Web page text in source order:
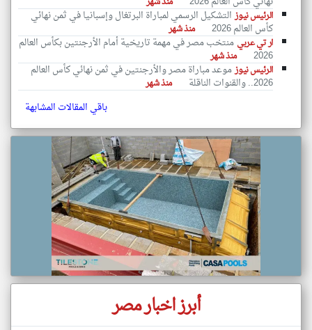
الرئيس نيوز التشكيل الرسمي لمباراة البرتغال وإسبانيا في ثمن نهائي
كأس العالم 2026
منذ شهر
ار تي عربي منتخب مصر في مهمة تاريخية أمام الأرجنتين بكأس العالم
2026
منذ شهر
الرئيس نيوزموعد مباراة مصر والأرجنتين في ثمن نهائي كأس العالم
2026.. والقنوات الناقلة منذ شهر
باقي المقالات المشابهة
أبرز اخبار مصر